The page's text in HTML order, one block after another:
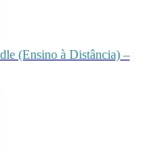
(Ensino à Distância) –